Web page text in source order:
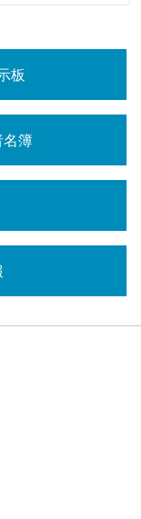
板
名簿